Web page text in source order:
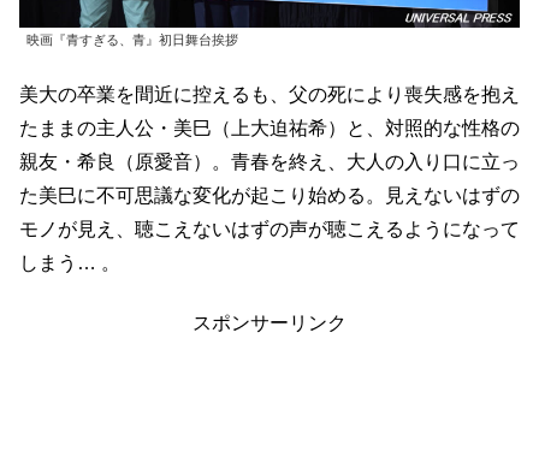
映画『青すぎる、青』初日舞台挨拶
美大の卒業を間近に控えるも、父の死により喪失感を抱え
たままの主人公・美巳（上大迫祐希）と、対照的な性格の
親友・希良（原愛音）。青春を終え、大人の入り口に立っ
た美巳に不可思議な変化が起こり始める。見えないはずの
モノが見え、聴こえないはずの声が聴こえるようになって
しまう… 。
スポンサーリンク